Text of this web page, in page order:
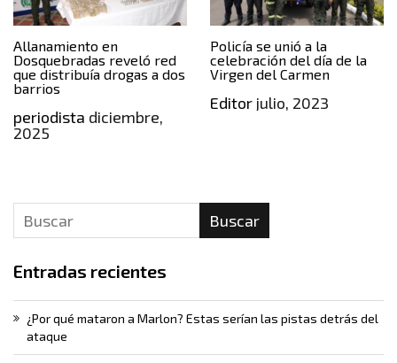
Allanamiento en
Dosquebradas reveló red
que distribuía drogas a dos
barrios
periodista diciembre,
2025
Policía se unió a la
celebración del día de la
Virgen del Carmen
Editorjulio, 2023
Buscar
Entradas recientes
¿Por qué mataron a Marlon? Estas serían las pistas detrás del
ataque